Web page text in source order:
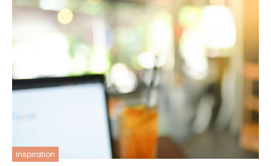
inspiration